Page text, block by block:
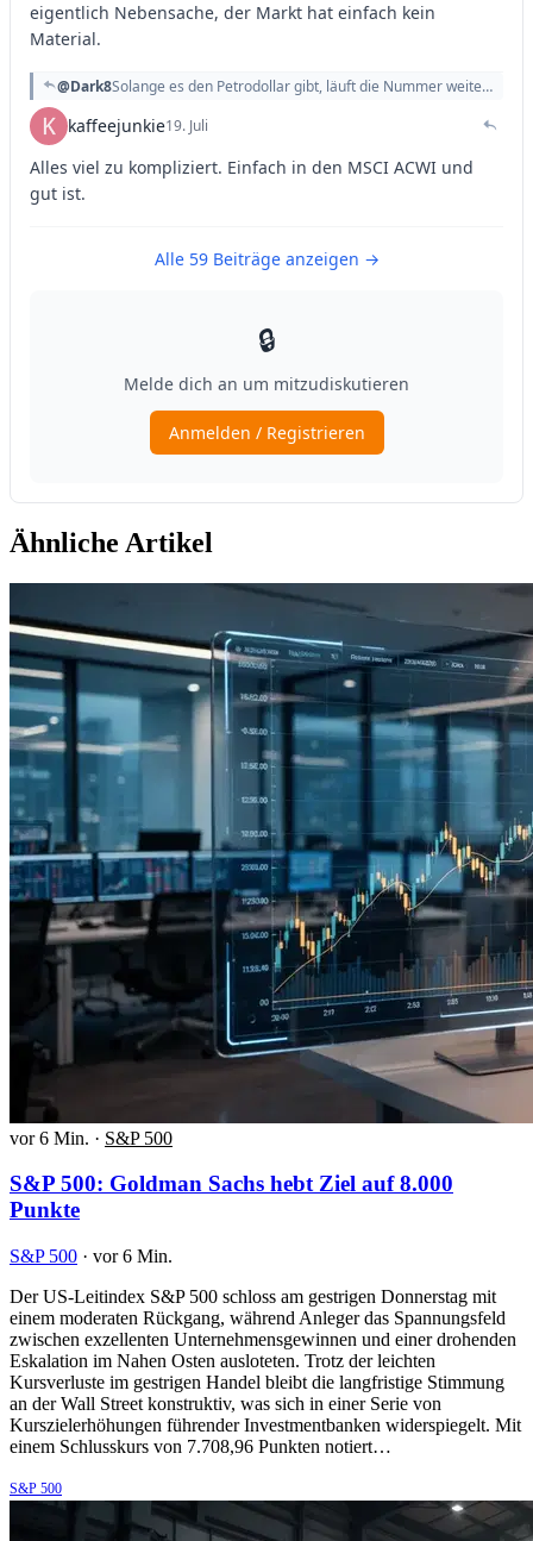
Ähnliche Artikel
vor 6 Min. · S&P 500
S&P 500: Goldman Sachs hebt Ziel auf 8.000
Punkte
S&P 500 · vor 6 Min.
Der US-Leitindex S&P 500 schloss am gestrigen Donnerstag mit
einem moderaten Rückgang, während Anleger das Spannungsfeld
zwischen exzellenten Unternehmensgewinnen und einer drohenden
Eskalation im Nahen Osten ausloteten. Trotz der leichten
Kursverluste im gestrigen Handel bleibt die langfristige Stimmung
an der Wall Street konstruktiv, was sich in einer Serie von
Kurszielerhöhungen führender Investmentbanken widerspiegelt. Mit
einem Schlusskurs von 7.708,96 Punkten notiert…
S&P 500